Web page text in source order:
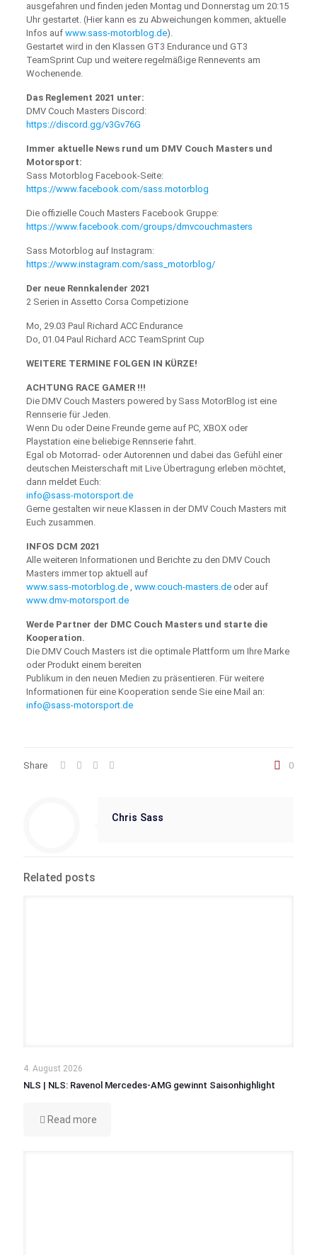
ausgefahren und finden jeden Montag und Donnerstag um 20:15
Uhr gestartet. (Hier kann es zu Abweichungen kommen, aktuelle
Infos auf www.sass-motorblog.de).
Gestartet wird in den Klassen GT3 Endurance und GT3
TeamSprint Cup und weitere regelmäßige Rennevents am
Wochenende.
Das Reglement 2021 unter:
DMV Couch Masters Discord:
https://discord.gg/v3Gv76G
Immer aktuelle News rund um DMV Couch Masters und
Motorsport:
Sass Motorblog Facebook-Seite:
https://www.facebook.com/sass.motorblog
Die offizielle Couch Masters Facebook Gruppe:
https://www.facebook.com/groups/dmvcouchmasters
Sass Motorblog auf Instagram:
https://www.instagram.com/sass_motorblog/
Der neue Rennkalender 2021
2 Serien in Assetto Corsa Competizione
Mo, 29.03 Paul Richard ACC Endurance
Do, 01.04 Paul Richard ACC TeamSprint Cup
WEITERE TERMINE FOLGEN IN KÜRZE!
ACHTUNG RACE GAMER !!!
Die DMV Couch Masters powered by Sass MotorBlog ist eine
Rennserie für Jeden.
Wenn Du oder Deine Freunde gerne auf PC, XBOX oder
Playstation eine beliebige Rennserie fahrt.
Egal ob Motorrad- oder Autorennen und dabei das Gefühl einer
deutschen Meisterschaft mit Live Übertragung erleben möchtet,
dann meldet Euch:
info@sass-motorsport.de
Gerne gestalten wir neue Klassen in der DMV Couch Masters mit
Euch zusammen.
INFOS DCM 2021
Alle weiteren Informationen und Berichte zu den DMV Couch
Masters immer top aktuell auf
www.sass-motorblog.de, www.couch-masters.deoder auf
www.dmv-motorsport.de
Werde Partner der DMC Couch Masters und starte die
Kooperation.
Die DMV Couch Masters ist die optimale Plattform um Ihre Marke
oder Produkt einem bereiten
Publikum in den neuen Medien zu präsentieren. Für weitere
Informationen für eine Kooperation sende Sie eine Mail an:
info@sass-motorsport.de
Share 0
Chris Sass
Related posts
4. August 2026
NLS | NLS: Ravenol Mercedes-AMG gewinnt Saisonhighlight
Read more